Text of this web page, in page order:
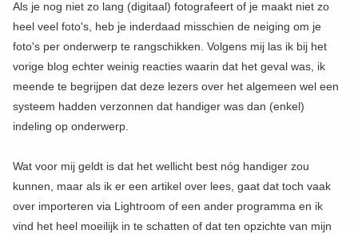
Als je nog niet zo lang (digitaal) fotografeert of je maakt niet zo
heel veel foto's, heb je inderdaad misschien de neiging om je
foto's per onderwerp te rangschikken. Volgens mij las ik bij het
vorige blog echter weinig reacties waarin dat het geval was, ik
meende te begrijpen dat deze lezers over het algemeen wel een
systeem hadden verzonnen dat handiger was dan (enkel)
indeling op onderwerp.
Wat voor mij geldt is dat het wellicht best nóg handiger zou
kunnen, maar als ik er een artikel over lees, gaat dat toch vaak
over importeren via Lightroom of een ander programma en ik
vind het heel moeilijk in te schatten of dat ten opzichte van mijn